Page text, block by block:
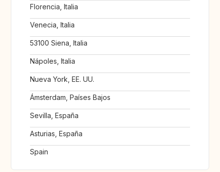
Florencia, Italia
Venecia, Italia
53100 Siena, Italia
Nápoles, Italia
Nueva York, EE. UU.
Ámsterdam, Países Bajos
Sevilla, España
Asturias, España
Spain